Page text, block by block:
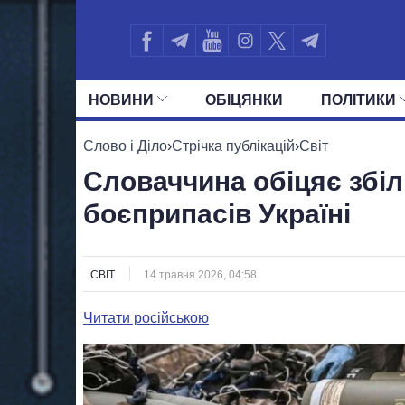
НОВИНИ ОБIЦЯНКИ ПОЛIТИКИ
УСІ ПОЛІТИКИ ПРЕЗИДЕНТ І ОФІС
Слово і Діло›Стрічка публікацій›Світ
Словаччина обіцяє
боєприпасів Україні
СВІТ 14 травня 2026, 04:58
Читати російською